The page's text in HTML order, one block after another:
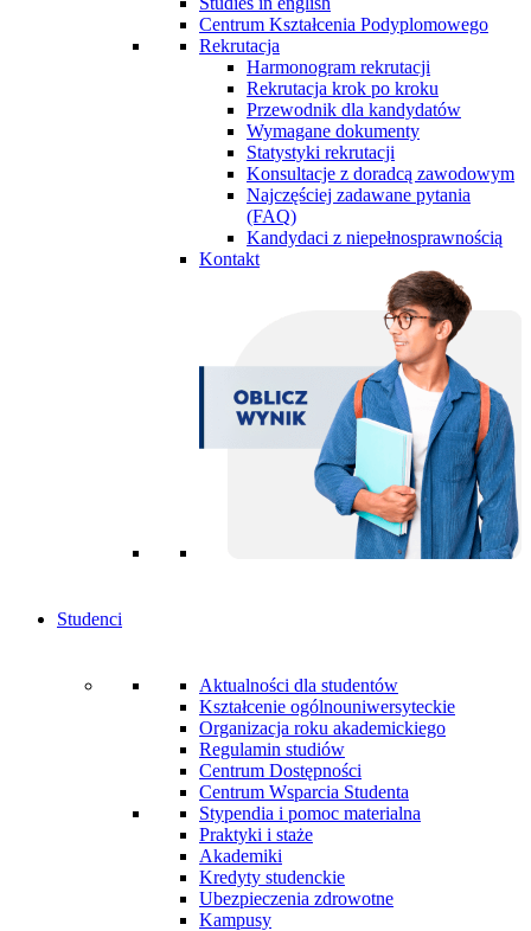
Centrum Kształcenia Podyplomowego
Rekrutacja
Harmonogram rekrutacji
Rekrutacja krok po kroku
Przewodnik dla kandydatów
Wymagane dokumenty
Statystyki rekrutacji
Konsultacje z doradcą zawodowym
Najczęściej zadawane pytania
(FAQ)
Kandydaci z niepełnosprawnością
Kontakt
Studenci
Aktualności dla studentów
Kształcenie ogólnouniwersyteckie
Organizacja roku akademickiego
Regulamin studiów
Centrum Dostępności
Centrum Wsparcia Studenta
Stypendia i pomoc materialna
Praktyki i staże
Akademiki
Kredyty studenckie
Ubezpieczenia zdrowotne
Kampusy